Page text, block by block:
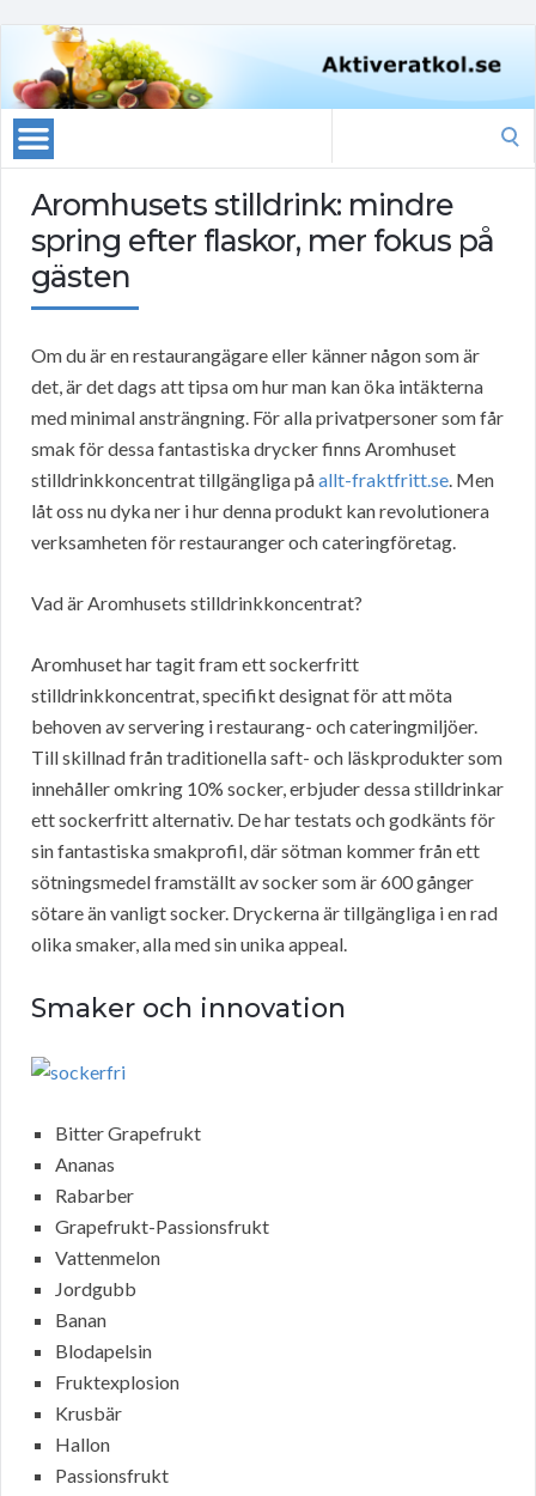
Aromhusets stilldrink: mindre
spring efter flaskor, mer fokus på
gästen
Om du är en restaurangägare eller känner någon som är
det, är det dags att tipsa om hur man kan öka intäkterna
med minimal ansträngning. För alla privatpersoner som får
smak för dessa fantastiska drycker finns Aromhuset
stilldrinkkoncentrat tillgängliga påallt-fraktfritt.se. Men
låt oss nu dyka ner i hur denna produkt kan revolutionera
verksamheten för restauranger och cateringföretag.
Vad är Aromhusets stilldrinkkoncentrat?
Aromhuset har tagit fram ett sockerfritt
stilldrinkkoncentrat, specifikt designat för att möta
behoven av servering i restaurang- och cateringmiljöer.
Till skillnad från traditionella saft- och läskprodukter som
innehåller omkring 10% socker, erbjuder dessa stilldrinkar
ett sockerfritt alternativ. De har testats och godkänts för
sin fantastiska smakprofil, där sötman kommer från ett
sötningsmedel framställt av socker som är 600 gånger
sötare än vanligt socker. Dryckerna är tillgängliga i en rad
olika smaker, alla med sin unika appeal.
Smaker och innovation
Bitter Grapefrukt
Ananas
Rabarber
Grapefrukt-Passionsfrukt
Vattenmelon
Jordgubb
Banan
Blodapelsin
Fruktexplosion
Krusbär
Hallon
Passionsfrukt